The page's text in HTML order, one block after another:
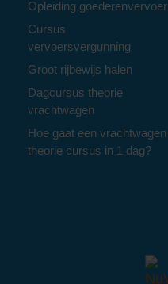
Opleiding goederenvervoer
Cursus
vervoersvergunning
Groot rijbewijs halen
Dagcursus theorie
vrachtwagen
Hoe gaat een vrachtwagen
theorie cursus in 1 dag?